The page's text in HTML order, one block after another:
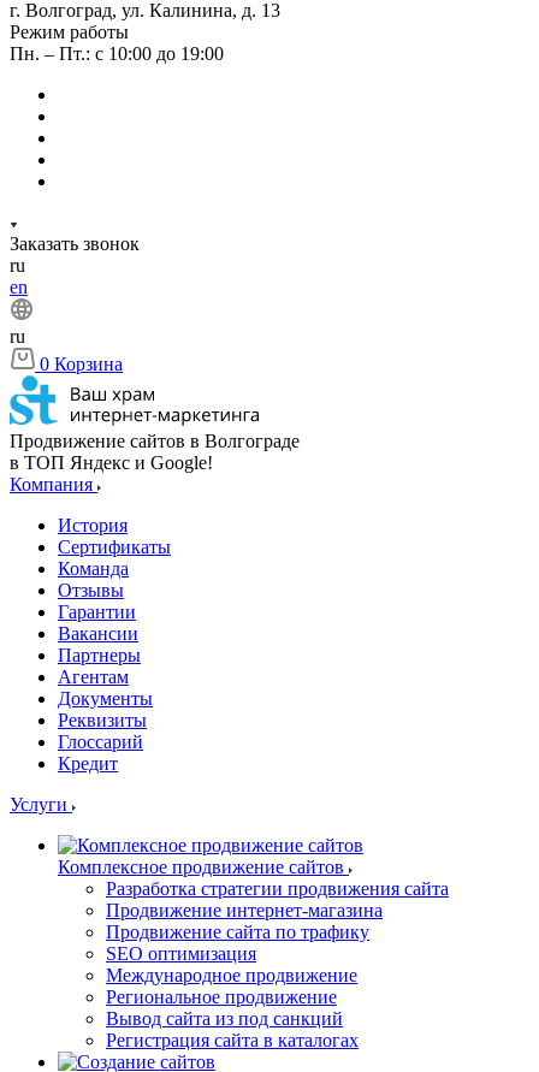
г. Волгоград, ул. Калинина, д. 13
Режим работы
Пн. – Пт.: с 10:00 до 19:00
Заказать звонок
ru
en
ru
0 Корзина
Продвижение сайтов в Волгограде
в ТОП Яндекс и Google!
Компания
История
Сертификаты
Команда
Отзывы
Гарантии
Вакансии
Партнеры
Агентам
Документы
Реквизиты
Глоссарий
Кредит
Услуги
Комплексное продвижение сайтов
Разработка стратегии продвижения сайта
Продвижение интернет-магазина
Продвижение сайта по трафику
SEO оптимизация
Международное продвижение
Региональное продвижение
Вывод сайта из под санкций
Регистрация сайта в каталогах